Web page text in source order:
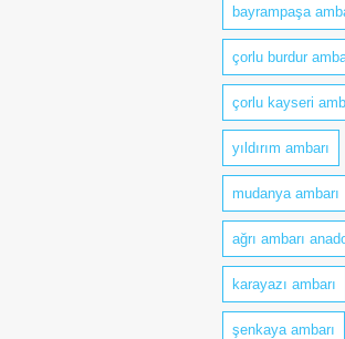
bayrampaşa
çorlu burdur
çorlu kayseri
yıldırım ambarı
mudanya ambarı
ağrı ambarı
karayazı ambarı
şenkaya ambarı